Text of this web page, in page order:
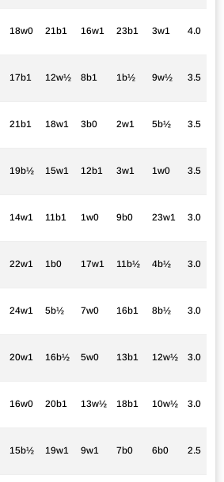
18w0 21b1 16w1 23b1 3w1 4.0
17b1 12w½ 8b1 1b½ 9w½ 3.5
21b1 18w1 3b0 2w1 5b½ 3.5
19b½ 15w1 12b1 3w1 1w0 3.5
14w1 11b1 1w0 9b0 23w1 3.0
22w1 1b0 17w1 11b½ 4b½ 3.0
24w1 5b½ 7w0 16b1 8b½ 3.0
20w1 16b½ 5w0 13b1 12w½ 3.0
16w0 20b1 13w½ 18b1 10w½ 3.0
15b½ 19w1 9w1 7b0 6b0 2.5